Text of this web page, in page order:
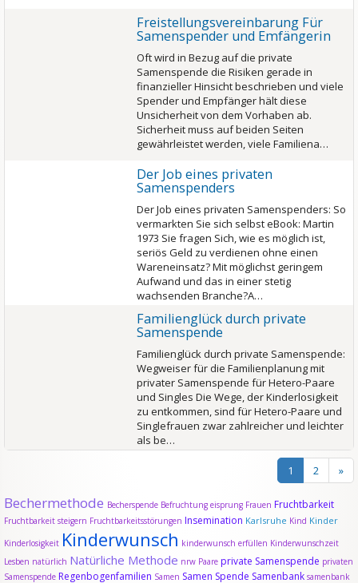
Freistellungsvereinbarung Für
Samenspender und Emfängerin
Oft wird in Bezug auf die private
Samenspende die Risiken gerade in
finanzieller Hinsicht beschrieben und viele
Spender und Empfänger hält diese
Unsicherheit von dem Vorhaben ab.
Sicherheit muss auf beiden Seiten
gewährleistet werden, viele Familiena…
Der Job eines privaten
Samenspenders
Der Job eines privaten Samenspenders: So
vermarkten Sie sich selbst eBook: Martin
1973 Sie fragen Sich, wie es möglich ist,
seriös Geld zu verdienen ohne einen
Wareneinsatz? Mit möglichst geringem
Aufwand und das in einer stetig
wachsenden Branche?A…
Familienglück durch private
Samenspende
Familienglück durch private Samenspende:
Wegweiser für die Familienplanung mit
privater Samenspende für Hetero-Paare
und Singles Die Wege, der Kinderlosigkeit
zu entkommen, sind für Hetero-Paare und
Singlefrauen zwar zahlreicher und leichter
als be…
1 2 »
Bechermethode Becherspende Befruchtung eisprung Frauen Fruchtbarkeit
Fruchtbarkeit steigern Fruchtbarkeitsstörungen Insemination Karlsruhe Kind Kinder
Kinderlosigkeit Kinderwunsch kinderwunsch erfüllen Kinderwunschzeit
Lesben natürlich Natürliche Methode nrw Paare private Samenspende privaten
Samenspende Regenbogenfamilien Samen Samen Spende Samenbank samenbank